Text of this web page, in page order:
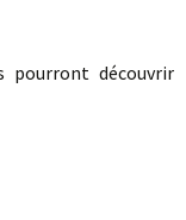
pourront découvrir